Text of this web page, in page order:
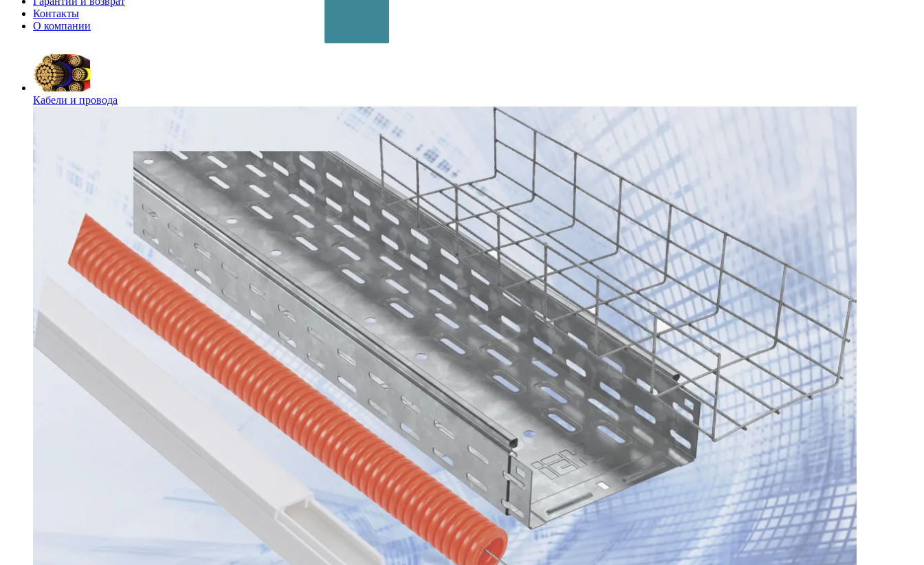
Контакты
О компании
Кабели и провода